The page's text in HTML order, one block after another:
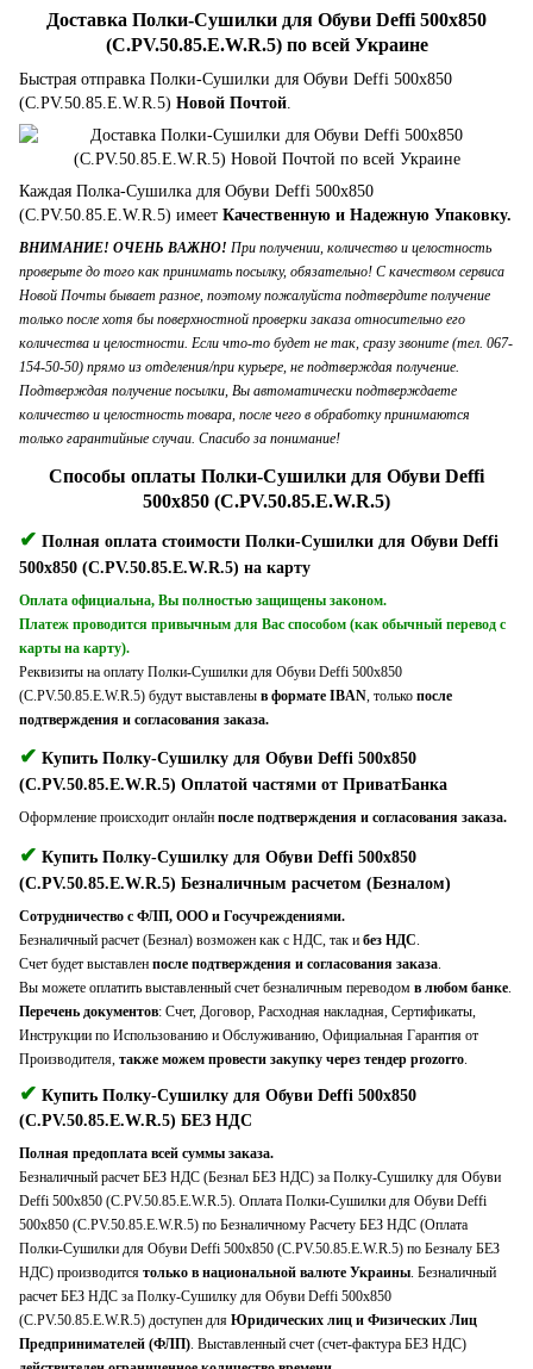
Доставка Полки-Сушилки для Обуви Deffi 500x850
(C.PV.50.85.E.W.R.5) по всей Украине
Быстрая отправка Полки-Сушилки для Обуви Deffi 500x850
(C.PV.50.85.E.W.R.5) Новой Почтой
Каждая Полка-Сушилка для Обуви Deffi 500x850
(C.PV.50.85.E.W.R.5) имеет Качественную и Надежную Упаковку.
ВНИМАНИЕ! ОЧЕНЬ ВАЖНО! При получении, количество и целостность
проверьте до того как принимать посылку, обязательно! С качеством сервиса
Новой Почты бывает разное, поэтому пожалуйста подтвердите получение
только после хотя бы поверхностной проверки заказа относительно его
количества и целостности. Если что-то будет не так, сразу звоните (тел. 067-
154-50-50) прямо из отделения/при курьере, не подтверждая получение.
Подтверждая получение посылки, Вы автоматически подтверждаете
количество и целостность товара, после чего в обработку принимаются
только гарантийные случаи. Спасибо за понимание!
Способы оплаты Полки-Сушилки для Обуви Deffi
500x850 (C.PV.50.85.E.W.R.5)
✔ Полная оплата стоимости Полки-Сушилки для Обуви Deffi
500x850 (C.PV.50.85.E.W.R.5) на карту
Оплата официальна, Вы полностью защищены законом.
Платеж проводится привычным для Вас способом (как обычный перевод с
карты на карту).
Реквизиты на оплату Полки-Сушилки для Обуви Deffi 500x850
(C.PV.50.85.E.W.R.5) будут выставлены в формате IBAN , только после
подтверждения и согласования заказа.
✔ Купить Полку-Сушилку для Обуви Deffi 500x850
(C.PV.50.85.E.W.R.5) Оплатой частями от ПриватБанка
Оформление происходит онлайн после подтверждения и согласования заказа.
✔ Купить Полку-Сушилку для Обуви Deffi 500x850
(C.PV.50.85.E.W.R.5) Безналичным расчетом (Безналом)
Сотрудничество с ФЛП, ООО и Госучреждениями.
Безналичный расчет (Безнал) возможен как с НДС, так и без НДС.
Счет будет выставлен после подтверждения и согласования заказа.
Вы можете оплатить выставленный счет безналичным переводом в любом банке.
Перечень документов: Счет, Договор, Расходная накладная, Сертификаты,
Инструкции по Использованию и Обслуживанию, Официальная Гарантия от
Производителя, также можем провести закупку через тендер prozorro.
✔ Купить Полку-Сушилку для Обуви Deffi 500x850
(C.PV.50.85.E.W.R.5) БЕЗ НДС
Полная предоплата всей суммы заказа.
Безналичный расчет БЕЗ НДС (Безнал БЕЗ НДС) за Полку-Сушилку для Обуви
Deffi 500x850 (C.PV.50.85.E.W.R.5). Оплата Полки-Сушилки для Обуви Deffi
500x850 (C.PV.50.85.E.W.R.5) по Безналичному Расчету БЕЗ НДС (Оплата
Полки-Сушилки для Обуви Deffi 500x850 (C.PV.50.85.E.W.R.5) по Безналу БЕЗ
НДС) производится только в национальной валюте Украины. Безналичный
расчет БЕЗ НДС за Полку-Сушилку для Обуви Deffi 500x850
(C.PV.50.85.E.W.R.5) доступен для Юридических лиц и Физических Лиц
Предпринимателей (ФЛП). Выставленный счет (счет-фактура БЕЗ НДС)